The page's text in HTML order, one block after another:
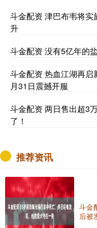
斗金配资 津巴布韦将
升
斗金配资 没有5亿年的
斗金配资 热血江湖再启
月31日震撼开服
斗金配资 两日售出超3
了！
推荐资讯
斗金
后被